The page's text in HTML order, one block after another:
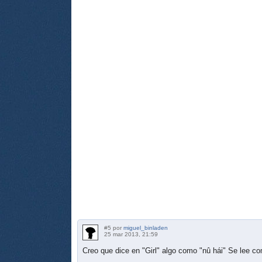
#5 por miguel_binladen
25 mar 2013, 21:59
Creo que dice en "Girl" algo como "nû hái" Se lee